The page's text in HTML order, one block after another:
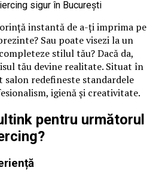
instantă de a-ți imprima pe
Sau poate visezi la un
stilul tău? Dacă da,
tău devine realitate. Situat în
salon redefineste standardele
igienă și creativitate.
pentru următorul